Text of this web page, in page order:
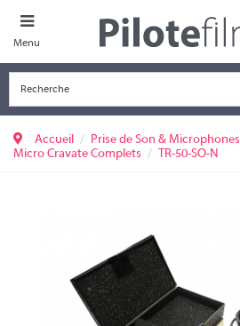
Menu
Accueil Prise de Son & Microphones
Micro Cravate Complets
TR-50-SO-N